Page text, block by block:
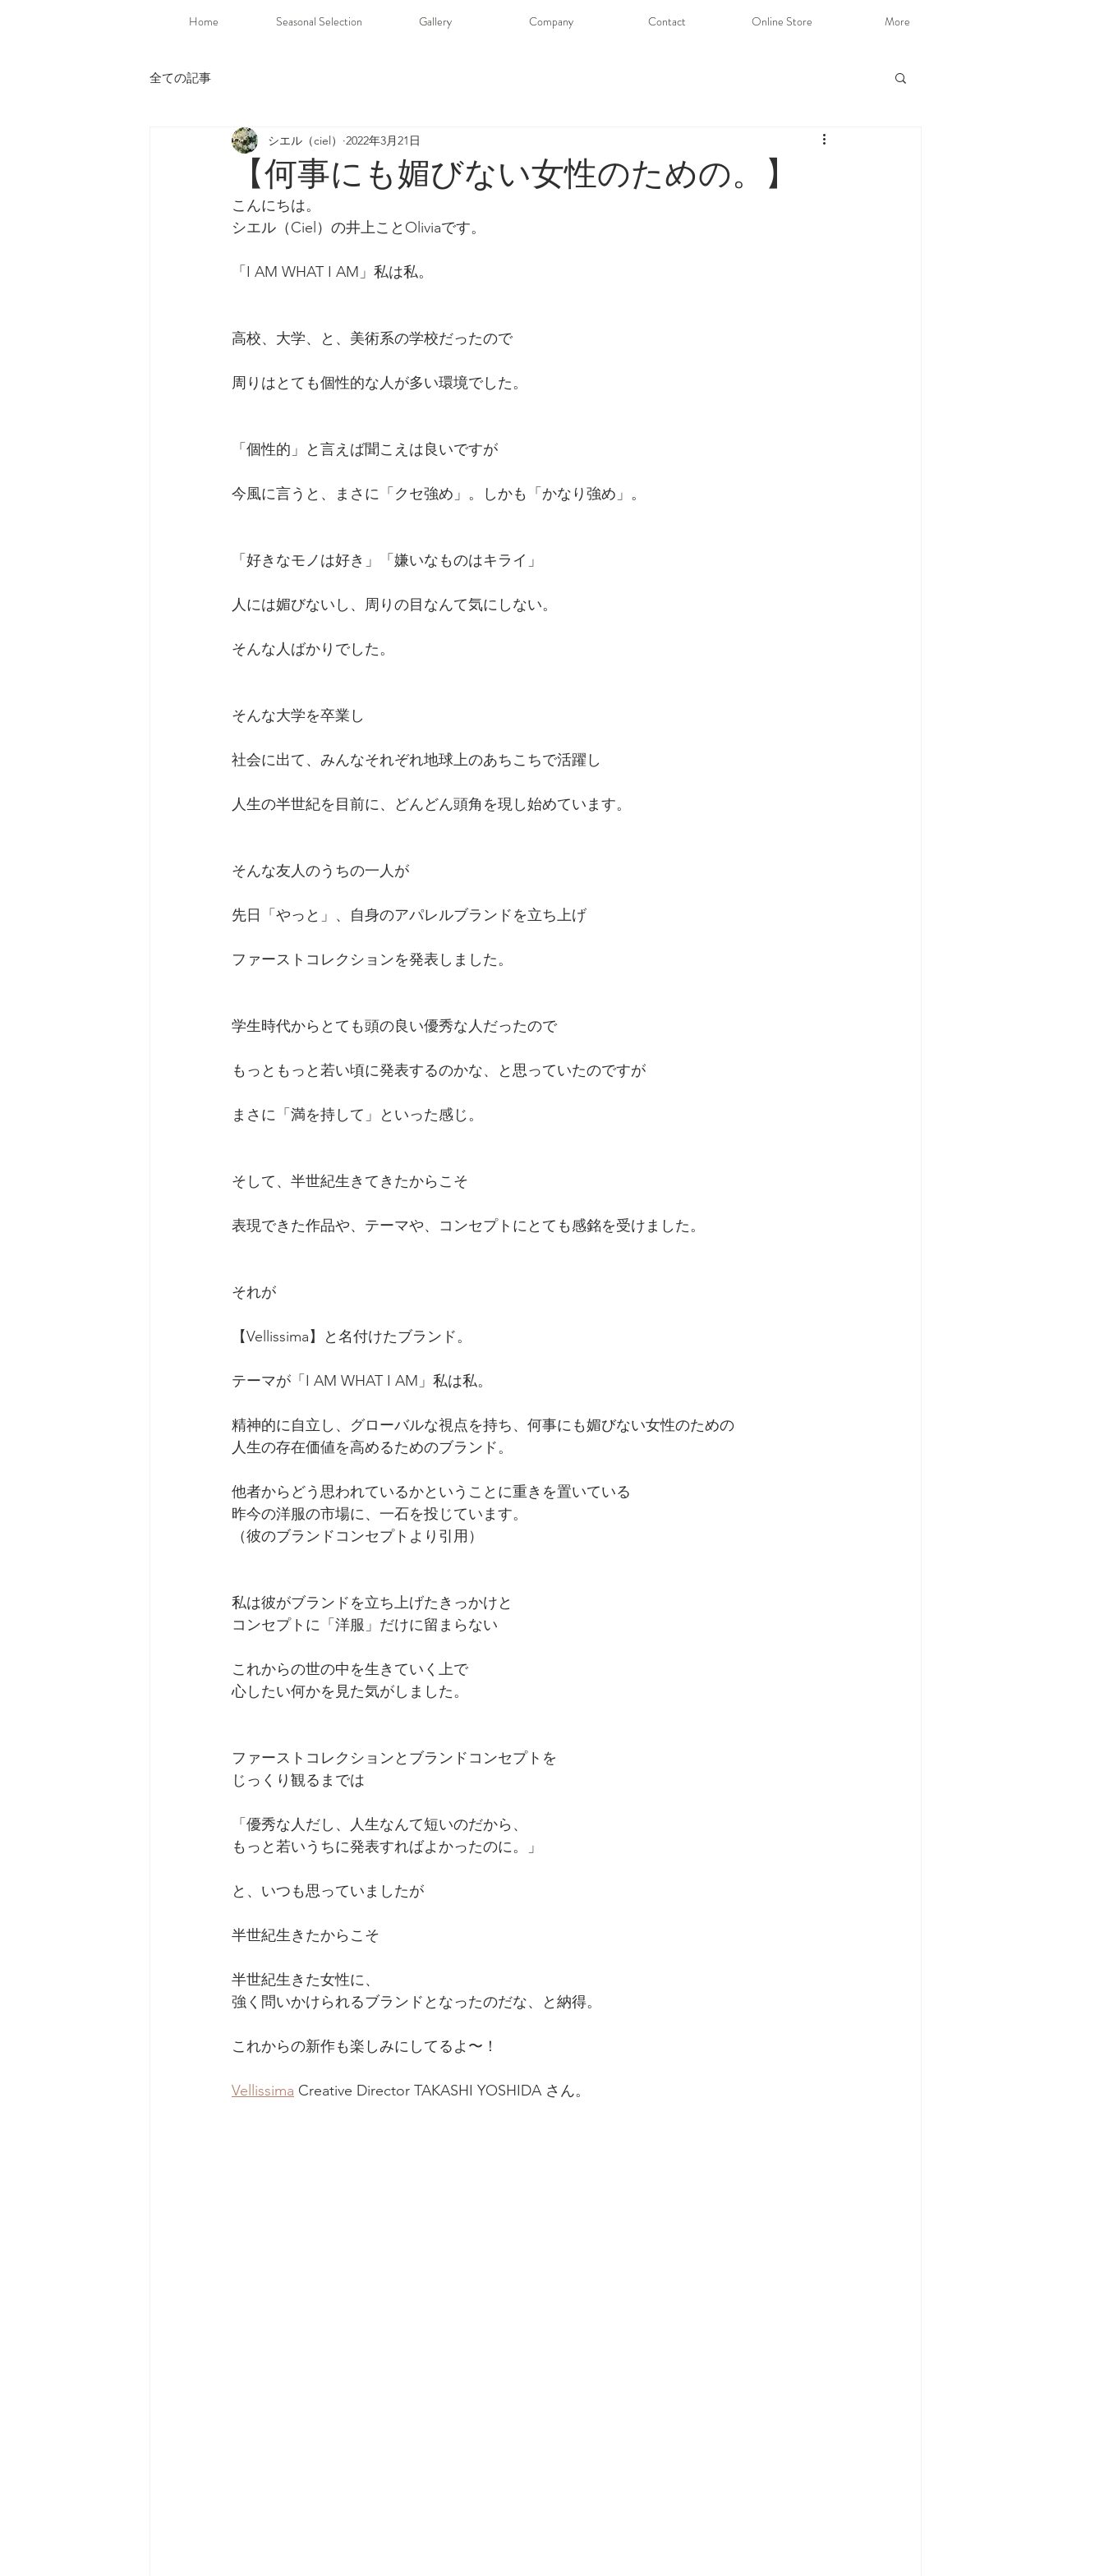
Home Seasonal Selection Gallery Company Contact Online Store More
全ての記事
【何事にも媚びない女性のための。】
シエル（ciel） 2022年3月21日
こんにちは。
シエル（Ciel）の井上ことOliviaです。
「I AM WHAT I AM」私は私。
高校、大学、と、美術系の学校だったので
周りはとても個性的な人が多い環境でした。
「個性的」と言えば聞こえは良いですが
今風に言うと、まさに「クセ強め」。しかも「かなり強め」。
「好きなモノは好き」「嫌いなものはキライ」
人には媚びないし、周りの目なんて気にしない。
そんな人ばかりでした。
そんな大学を卒業し
社会に出て、みんなそれぞれ地球上のあちこちで活躍し
人生の半世紀を目前に、どんどん頭角を現し始めています。
そんな友人のうちの一人が
先日「やっと」、自身のアパレルブランドを立ち上げ
ファーストコレクションを発表しました。
学生時代からとても頭の良い優秀な人だったので
もっともっと若い頃に発表するのかな、と思っていたのですが
まさに「満を持して」といった感じ。
そして、半世紀生きてきたからこそ
表現できた作品や、テーマや、コンセプトにとても感銘を受けました。
それが
【Vellissima】と名付けたブランド。
テーマが「I AM WHAT I AM」私は私。
精神的に自立し、グローバルな視点を持ち、何事にも媚びない女性のための
人生の存在価値を高めるためのブランド。
他者からどう思われているかということに重きを置いている
昨今の洋服の市場に、一石を投じています。
（彼のブランドコンセプトより引用）
私は彼がブランドを立ち上げたきっかけと
コンセプトに「洋服」だけに留まらない
これからの世の中を生きていく上で
心したい何かを見た気がしました。
ファーストコレクションとブランドコンセプトを
じっくり観るまでは
「優秀な人だし、人生なんて短いのだから、
もっと若いうちに発表すればよかったのに。」
と、いつも思っていましたが
半世紀生きたからこそ
半世紀生きた女性に、
強く問いかけられるブランドとなったのだな、と納得。
これからの新作も楽しみにしてるよ〜！
Vellissima Creative Director TAKASHI YOSHIDA さん。